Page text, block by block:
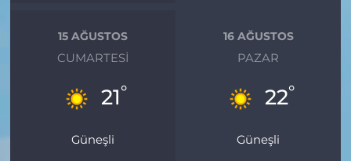
15 AĞUSTOS
CUMARTESI
21°
Güneşli
16 AĞUSTOS
PAZAR
22°
Güneşli